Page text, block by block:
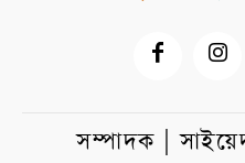
সম্পাদক |